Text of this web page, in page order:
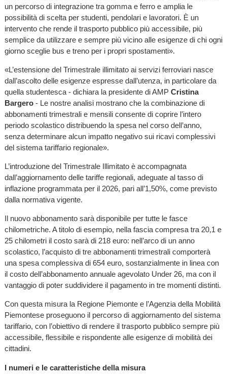
un percorso di integrazione tra gomma e ferro e amplia le
possibilità di scelta per studenti, pendolari e lavoratori. È un
intervento che rende il trasporto pubblico più accessibile, più
semplice da utilizzare e sempre più vicino alle esigenze di chi ogni
giorno sceglie bus e treno per i propri spostamenti».
«L’estensione del Trimestrale illimitato ai servizi ferroviari nasce
dall’ascolto delle esigenze espresse dall’utenza, in particolare da
quella studentesca - dichiara la presidente di AMP Cristina
Bargero- Le nostre analisi mostrano che la combinazione di
abbonamenti trimestrali e mensili consente di coprire l’intero
periodo scolastico distribuendo la spesa nel corso dell’anno,
senza determinare alcun impatto negativo sui ricavi complessivi
del sistema tariffario regionale».
L’introduzione del Trimestrale Illimitato è accompagnata
dall’aggiornamento delle tariffe regionali, adeguate al tasso di
inflazione programmata per il 2026, pari all’1,50%, come previsto
dalla normativa vigente.
Il nuovo abbonamento sarà disponibile per tutte le fasce
chilometriche. A titolo di esempio, nella fascia compresa tra 20,1 e
25 chilometri il costo sarà di 218 euro: nell’arco di un anno
scolastico, l’acquisto di tre abbonamenti trimestrali comporterà
una spesa complessiva di 654 euro, sostanzialmente in linea con
il costo dell’abbonamento annuale agevolato Under 26, ma con il
vantaggio di poter suddividere il pagamento in tre momenti distinti.
Con questa misura la Regione Piemonte e l’Agenzia della Mobilità
Piemontese proseguono il percorso di aggiornamento del sistema
tariffario, con l’obiettivo di rendere il trasporto pubblico sempre più
accessibile, flessibile e rispondente alle esigenze di mobilità dei
cittadini.
I numeri e le caratteristiche della misura